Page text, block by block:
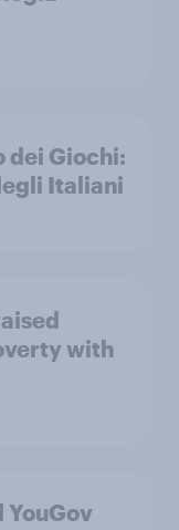
dei Giochi:
Italiani
with
YouGov